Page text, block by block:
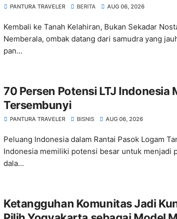
PANTURA TRAVELER BERITA AUG 06, 2026
Kembali ke Tanah Kelahiran, Bukan Sekadar
Nemberala, ombak datang dari samudra yang
pan...
70 Persen Potensi LTJ Indonesia
Tersembunyi
PANTURA TRAVELER BISNIS AUG 06, 2026
Peluang Indonesia dalam Rantai Pasok Logam
Indonesia memiliki potensi besar untuk menjadi
dala...
Ketangguhan Komunitas Jadi